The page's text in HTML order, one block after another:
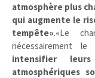
atmosphère plus
qui augmente le
tempête».«Le
nécessairement
intensifier
atmosphériques